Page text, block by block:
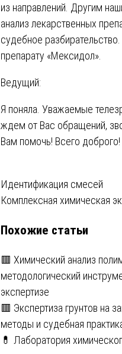
из направлений. Другим
анализ лекарственных
судебное
препарату «Мексидол».
Ведущий:
Я поняла. Уважаемые
ждем от Вас обращений,
Вам помочь! Всего
Навигация
записям
Идентификация смесей
Комплексная химическая
Похожие статьи
🟥 Химический анализ
методологический
экспертизе
🟥 Экспертиза грунтов на
методы и судебная
💊 Лаборатория